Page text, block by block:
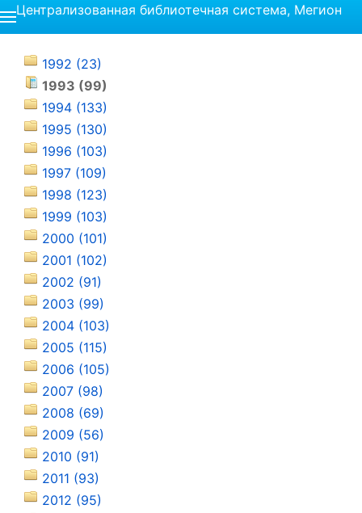
Централизованная библиотечная система, Мегион
1992 (23)
1993 (99)
1994 (133)
1995 (130)
1996 (103)
1997 (109)
1998 (123)
1999 (103)
2000 (101)
2001 (102)
2002 (91)
2003 (99)
2004 (103)
2005 (115)
2006 (105)
2007 (98)
2008 (69)
2009 (56)
2010 (91)
2011 (93)
2012 (95)